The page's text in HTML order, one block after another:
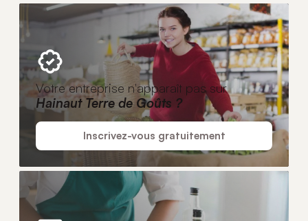
Votre entreprise n'apparaît pas sur
Hainaut Terre de Goûts ?
Inscrivez-vous gratuitement